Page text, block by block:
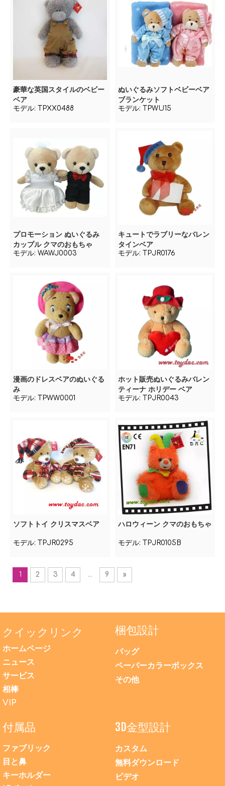
豪華な英国スタイルのベビー
ベア
モデル: TPXX0488
ぬいぐるみソフトベビーベア
ブランケット
モデル: TPWU15
プロモーション ぬいぐるみ
カップル クマのおもちゃ
モデル: WAWJ0003
キュートでラブリーなバレン
タインベア
モデル: TPJR0176
漫画のドレスベアのぬいぐる
み
モデル: TPWW0001
ホット販売ぬいぐるみバレン
ティーナ ホリデー ベア
モデル: TPJR0043
ソフトトイ クリスマスベア
モデル: TPJR0295
ハロウィーン クマのおもちゃ
モデル: TPJR0105B
1 2 3 4 ... 9 »
クイックリンク
ホームページ
ニュース
サービス
相棒
VIP
梱包設計
バッグ
ペーパーカラーボックス
その他
付属品
ファブリック
目と鼻
キーホルダー
3D金型設計
カスタム
無料ダウンロード
ビデオ